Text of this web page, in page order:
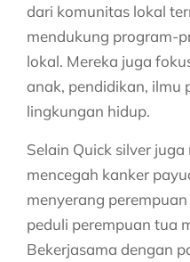
dari komunitas lokal
mendukung program-
lokal. Mereka juga
anak, pendidikan, ilmu
lingkungan hidup.
Selain Quick silver
mencegah kanker
menyerang
peduli perempuan tua
Bekerjasama dengan